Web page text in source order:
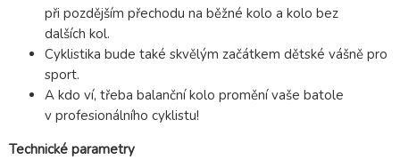
při pozdějším přechodu na běžné kolo a kolo bez
dalších kol.
Cyklistika bude také skvělým začátkem dětské vášně pro
sport.
A kdo ví, třeba balanční kolo promění vaše batole
v profesionálního cyklistu!
Technické parametry